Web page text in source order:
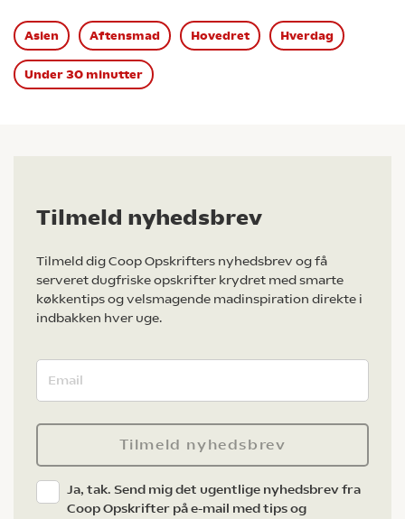
Asien Aftensmad Hovedret Hverdag
Under 30 minutter
Tilmeld nyhedsbrev
Tilmeld dig Coop Opskrifters nyhedsbrev og få
serveret dugfriske opskrifter krydret med smarte
køkkentips og velsmagende madinspiration direkte i
indbakken hver uge.
Tilmeld nyhedsbrev
Ja, tak. Send mig det ugentlige nyhedsbrev fra
Coop Opskrifter på e-mail med tips og